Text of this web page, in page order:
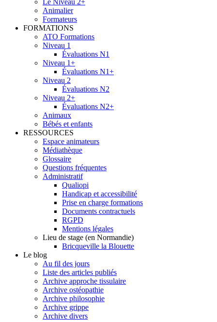
Animalier
Formateurs
FORMATIONS
ATO Formations
Niveau 1
Évaluations N1
Niveau 1+
Évaluations N1+
Niveau 2
Évaluations N2
Niveau 2+
Évaluations N2+
Animaux
Bébés et enfants
RESSOURCES
Espace animateurs
Médiathèque
Glossaire
Questions fréquentes
Administratif
Qualiopi
Handicap et accessibilité
Prise en charge formations
Documents contractuels
RGPD
Mentions légales
Lieu de stage (en Normandie)
Bricqueville la Blouette
Le blog
Au fil des jours
Liste des articles publiés
Archive approche tissulaire
Archive ostéopathie
Archive philosophie
Archive grippe
Archive divers